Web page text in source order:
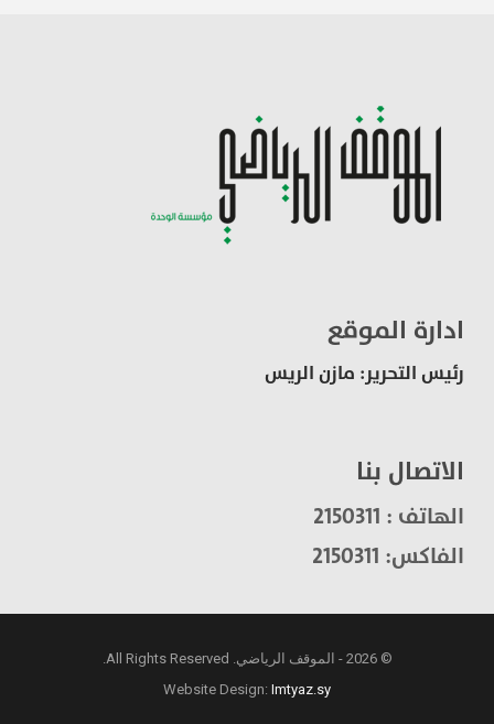
ادارة الموقع
رئيس التحرير: مازن الريس
الاتصال بنا
الهاتف : 2150311
الفاكس: 2150311
© 2026 - الموقف الرياضي. All Rights Reserved.
Website Design:Imtyaz.sy